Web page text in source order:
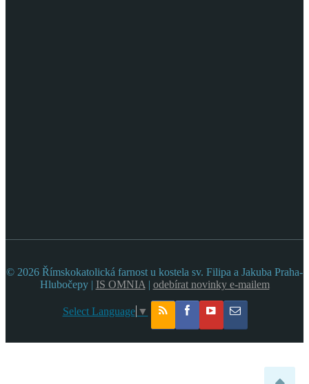
© 2026 Římskokatolická farnost u kostela sv. Filipa a Jakuba Praha-
Hlubočepy | IS OMNIA | odebírat novinky e-mailem
Select Language ▼